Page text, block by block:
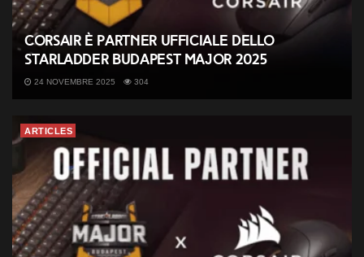
CORSAIR è partner ufficiale dello
StarLadder Budapest Major 2025
24 NOVEMBRE 2025 304
ARTICLES